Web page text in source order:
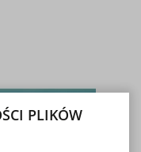
PLIKÓW